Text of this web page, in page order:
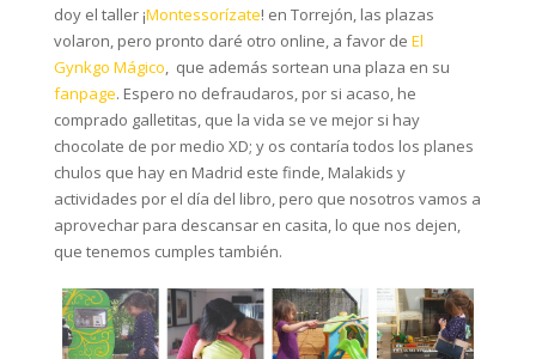
doy el taller ¡Montessorízate! en Torrejón, las plazas
volaron, pero pronto daré otro online, a favor de El
Gynkgo Mágico, que además sortean una plaza en su
fanpage. Espero no defraudaros, por si acaso, he
comprado galletitas, que la vida se ve mejor si hay
chocolate de por medio XD; y os contaría todos los planes
chulos que hay en Madrid este finde, Malakids y
actividades por el día del libro, pero que nosotros vamos a
aprovechar para descansar en casita, lo que nos dejen,
que tenemos cumples también.